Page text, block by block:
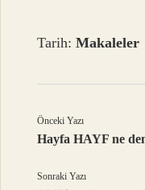
Tarih:Makaleler
Önceki Yazı
Hayfa HAYF ne
Sonraki Yazı